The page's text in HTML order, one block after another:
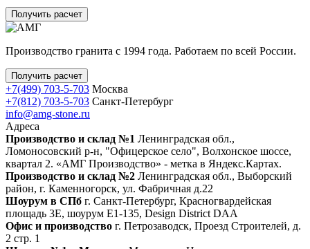
Получить расчет
Производство гранита с 1994 года. Работаем по всей России.
Получить расчет
+7(499) 703-5-703 Москва
+7(812) 703-5-703 Санкт-Петербург
info@amg-stone.ru
Адреса
Производство и склад №1 Ленинградская обл.,
Ломоносовский р-н, "Офицерское село", Волхонское шоссе,
квартал 2. «АМГ Производство» - метка в Яндекс.Картах.
Производство и склад №2 Ленинградская обл., Выборский
район, г. Каменногорск, ул. Фабричная д.22
Шоурум в СПб г. Санкт‑Петербург, Красногвардейская
площадь 3Е, шоурум Е1-135, Design District DAA
Офис и производство г. Петрозаводск, Проезд Строителей, д.
2 стр. 1